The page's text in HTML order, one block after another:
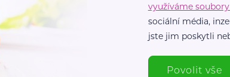
využíváme
sociální média,
jste jim poskytli
Povolit vše